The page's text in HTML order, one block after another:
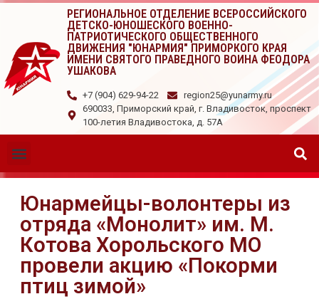
РЕГИОНАЛЬНОЕ ОТДЕЛЕНИЕ ВСЕРОССИЙСКОГО
ДЕТСКО-ЮНОШЕСКОГО ВОЕННО-
ПАТРИОТИЧЕСКОГО ОБЩЕСТВЕННОГО
ДВИЖЕНИЯ "ЮНАРМИЯ" ПРИМОРКОГО КРАЯ
ИМЕНИ СВЯТОГО ПРАВЕДНОГО ВОИНА ФЕОДОРА
УШАКОВА
+7 (904) 629-94-22
region25@yunarmy.ru
690033, Приморский край, г. Владивосток, проспект
100-летия Владивостока, д. 57А
Юнармейцы-волонтеры из
отряда «Монолит» им. М.
Котова Хорольского МО
провели акцию «Покорми
птиц зимой»